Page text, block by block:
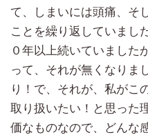
て、しまいには頭痛、そ
ことを繰り返していまし
０年以上続いていました
って、それが無くなりま
り！で、それが、私がこ
取り扱いたい！と思った
価なものなので、どんな